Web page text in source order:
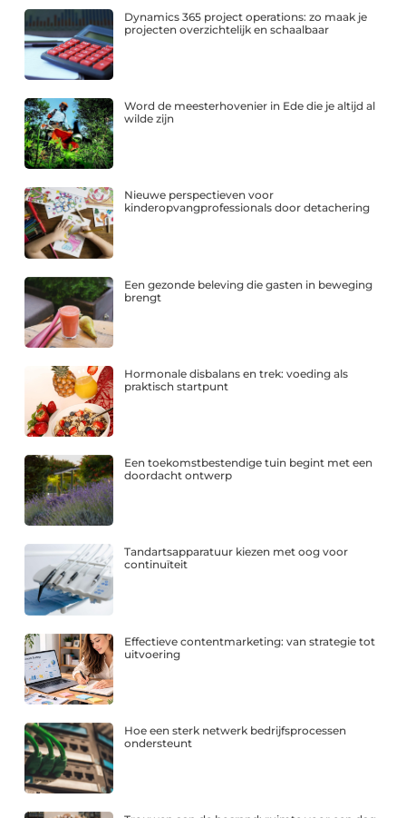
Dynamics 365 project operations: zo maak je
projecten overzichtelijk en schaalbaar
Word de meesterhovenier in Ede die je altijd al
wilde zijn
Nieuwe perspectieven voor
kinderopvangprofessionals door detachering
Een gezonde beleving die gasten in beweging
brengt
Hormonale disbalans en trek: voeding als
praktisch startpunt
Een toekomstbestendige tuin begint met een
doordacht ontwerp
Tandartsapparatuur kiezen met oog voor
continuïteit
Effectieve contentmarketing: van strategie tot
uitvoering
Hoe een sterk netwerk bedrijfsprocessen
ondersteunt